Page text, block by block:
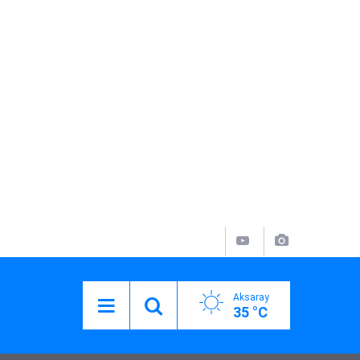
Aksaray
35 °C